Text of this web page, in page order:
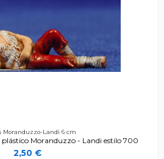
Moranduzzo-Landi 6 cm
Moranduzzo - Landi estilo 700
2,50 €